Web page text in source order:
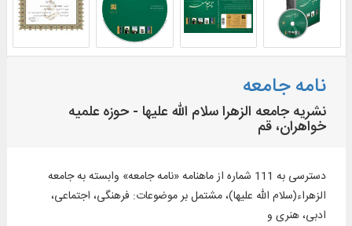
نامه جامعه
نشریه جامعه الزهرا سلام الله علیها - حوزه علمیه
خواهران، قم
دسترسی به 111 شماره از ماهنامه «نامه جامعه» وابسته به جامعه
الزهراء(سلام الله علیها)، مشتمل بر موضوعات: فرهنگی، اجتماعی،
ادبی، هنری و